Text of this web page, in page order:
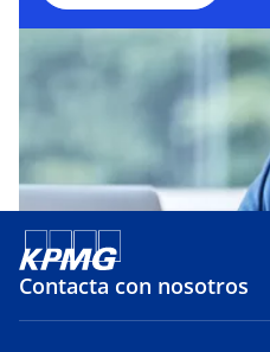
Contacta con nosotros